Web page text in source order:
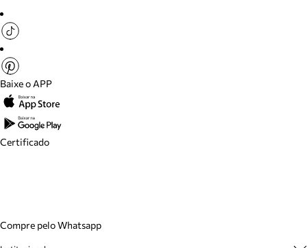
Baixe o APP
Certificado
Compre pelo Whatsapp